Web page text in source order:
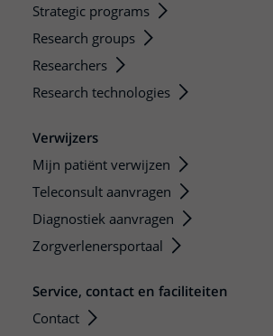
Strategic programs
Research groups
Researchers
Research technologies
Verwijzers
Mijn patiënt verwijzen
Teleconsult aanvragen
Diagnostiek aanvragen
Zorgverlenersportaal
Service, contact en faciliteiten
Contact